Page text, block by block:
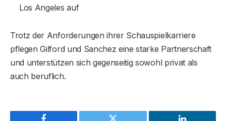
Los Angeles auf
Trotz der Anforderungen ihrer Schauspielkarriere
pflegen Gilford und Sanchez eine starke Partnerschaft
und unterstützen sich gegenseitig sowohl privat als
auch beruflich.